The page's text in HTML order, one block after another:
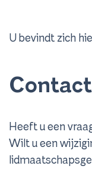
U bevindt zich
Contact
Heeft u een
Wilt u een